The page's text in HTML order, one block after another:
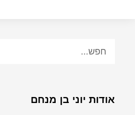
אודות יוני בן מנחם